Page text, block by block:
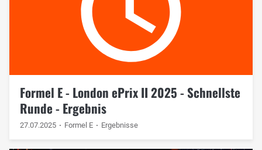
Formel E - London ePrix II 2025 - Schnellste
Runde - Ergebnis
27.07.2025 Formel E Ergebnisse